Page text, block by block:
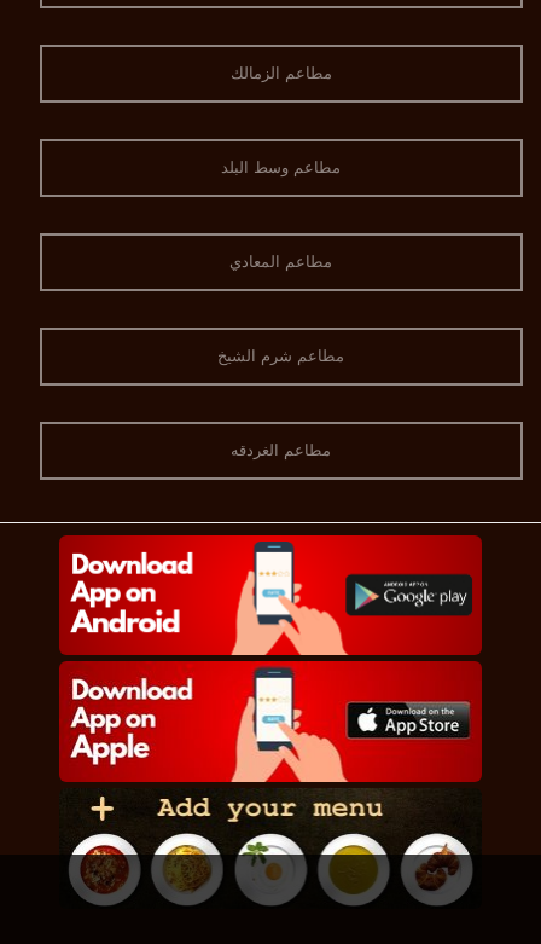
مطاعم الزمالك
مطاعم وسط البلد
مطاعم المعادي
مطاعم شرم الشيخ
مطاعم الغردقه